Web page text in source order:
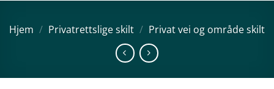
Hjem / Privatrettslige skilt / Privat vei og område skilt